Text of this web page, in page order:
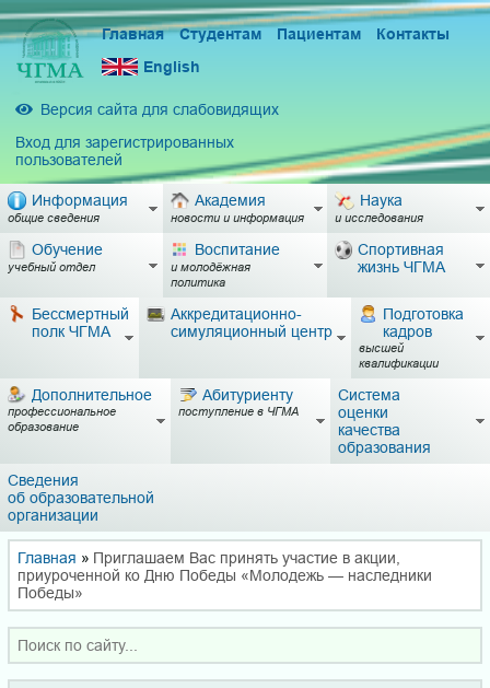
Главная Студентам Пациентам
Контакты
English
Версия сайта для слабовидящих
Вход для зарегистрированных
пользователей
Информация
общие сведения
Академия
новости и информация
Наука
и исследования
Обучение
учебный отдел
Воспитание
и молодёжная
политика
Спортивная
жизнь ЧГМА
Бессмертный
полк ЧГМА
Аккредитационно-
симуляционный центр
Подготовка
кадров
высшей
квалификации
Дополнительное
профессиональное
образование
Абитуриенту
поступление в ЧГМА
Система
оценки
качества
образования
Сведения
об образовательной
организации
Главная » Приглашаем Вас принять участие в акции,
приуроченной ко Дню Победы «Молодежь — наследники
Победы»